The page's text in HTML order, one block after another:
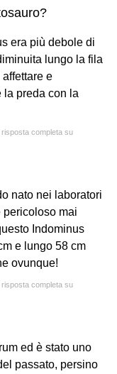
era più debole di
lungo la fila
e
la preda con la
completa su
nato nei laboratori
pericoloso mai
Indominus
e lungo 58 cm
ovunque!
completa su
ed è stato uno
passato, persino